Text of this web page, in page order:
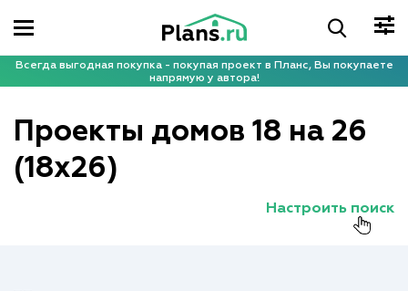
Всегда выгодная покупка - покупая проект в Планс, Вы покупаете
напрямую у автора!
Проекты домов 18 на 26
(18x26)
Настроить поиск